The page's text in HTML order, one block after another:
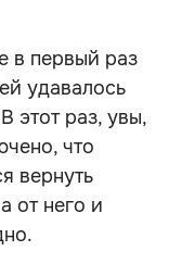
в первый раз
удавалось
этот раз, увы,
что
вернуть
от него и